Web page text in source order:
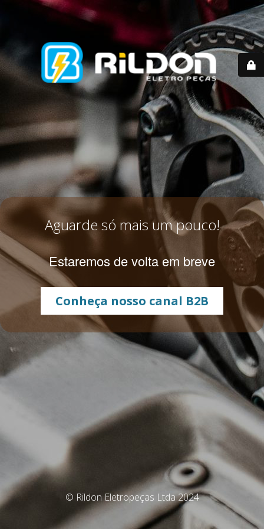
Aguarde só mais um pouco!
Estaremos de volta em breve
Conheça nosso canal B2B
© Rildon Eletropeças Ltda 2024